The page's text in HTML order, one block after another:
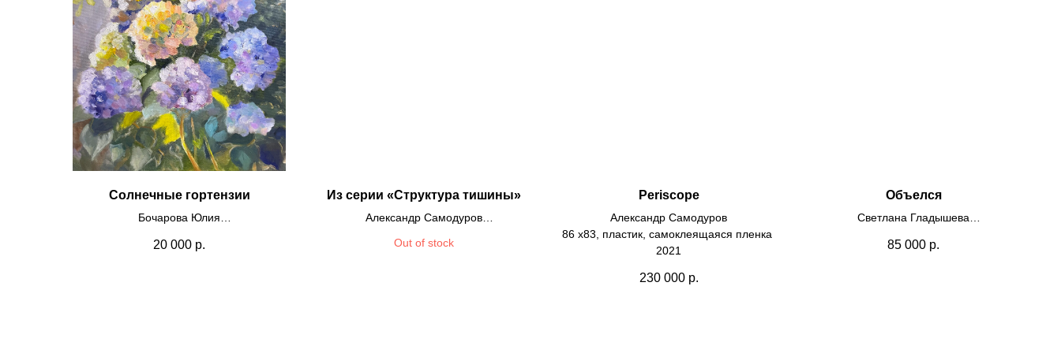
Солнечные гортензии
Бочарова Юлия
50х50
20 000 р.
Из серии «Структура тишины»
Александр Самодуров
100х100
Out of stock
Periscope
Александр Самодуров
86 х83, пластик, самоклеящаяся пленка
2021
230 000 р.
Объелся
Светлана Гладышева
50х70
85 000 р.